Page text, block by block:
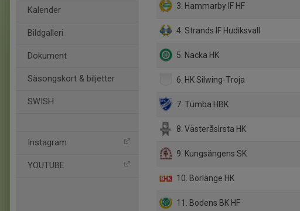
Kalender
Bildgalleri
Dokument
Säsongskort & biljetter
SWISH
Instagram
YOUTUBE
3. Hammarby IF HF
4. Strands IF Hudiksvall
5. Nacka HK
6. HK Silwing-Troja
7. Tumba HBK
8. VästeråsIrsta HK
9. Kungsängens SK
10. Borlänge HK
11. Bodens BK HF